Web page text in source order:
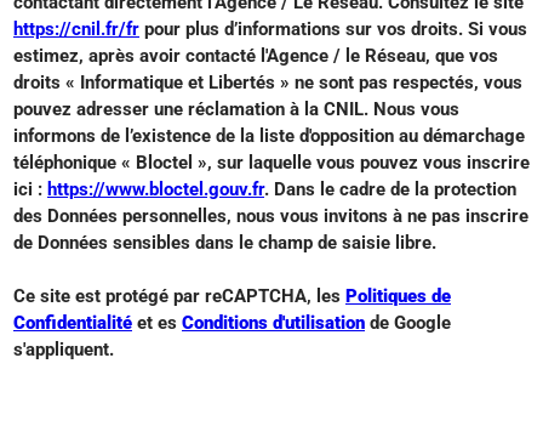
https://cnil.fr/fr pour plus d’informations sur vos droits. Si vous
estimez, après avoir contacté l'Agence / le Réseau, que vos
droits « Informatique et Libertés » ne sont pas respectés, vous
pouvez adresser une réclamation à la CNIL. Nous vous
informons de l’existence de la liste d'opposition au démarchage
téléphonique « Bloctel », sur laquelle vous pouvez vous inscrire
ici : https://www.bloctel.gouv.fr. Dans le cadre de la protection
des Données personnelles, nous vous invitons à ne pas inscrire
de Données sensibles dans le champ de saisie libre.
Ce site est protégé par reCAPTCHA, les Politiques de
Confidentialité et es Conditions d'utilisation de Google
s'appliquent.